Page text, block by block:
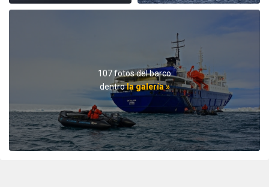
fundiertes Wissen. Die Crew leistet grossartige Arbeit,
Charme, der. Esssaal ist recht laut und die Gänge eng.
Voraus checken! Mit 75% Chinesen zu reisen ist etwas
gewöhnungsbedürftig.
Professionalism meets adventure
por Viktoria Draws El Ártico
107 fotos del barco
dentrola galería »